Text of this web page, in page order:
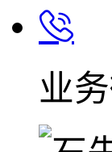
业